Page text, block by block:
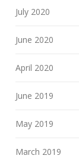
July 2020
June 2020
April 2020
June 2019
May 2019
March 2019